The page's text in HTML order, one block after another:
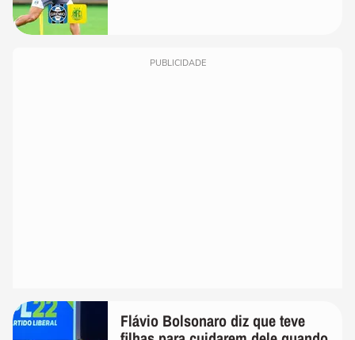
PUBLICIDADE
Flávio Bolsonaro diz que teve